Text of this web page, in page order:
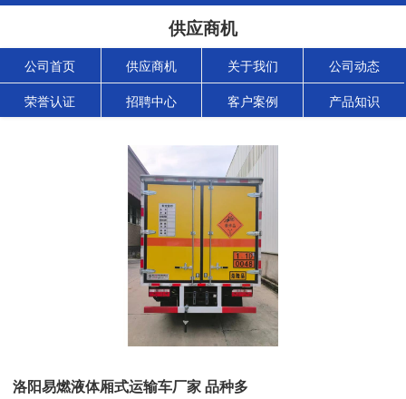
供应商机
公司首页 供应商机 关于我们 公司动态
荣誉认证 招聘中心 客户案例 产品知识
洛阳易燃液体厢式运输车厂家 品种多